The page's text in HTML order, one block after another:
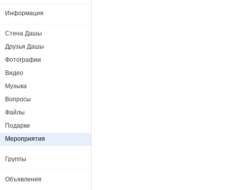
Информация
Стена Дашы
Друзья Дашы
Фотографии
Видео
Музыка
Вопросы
Файлы
Подарки
Мероприятия
Группы
Объявления